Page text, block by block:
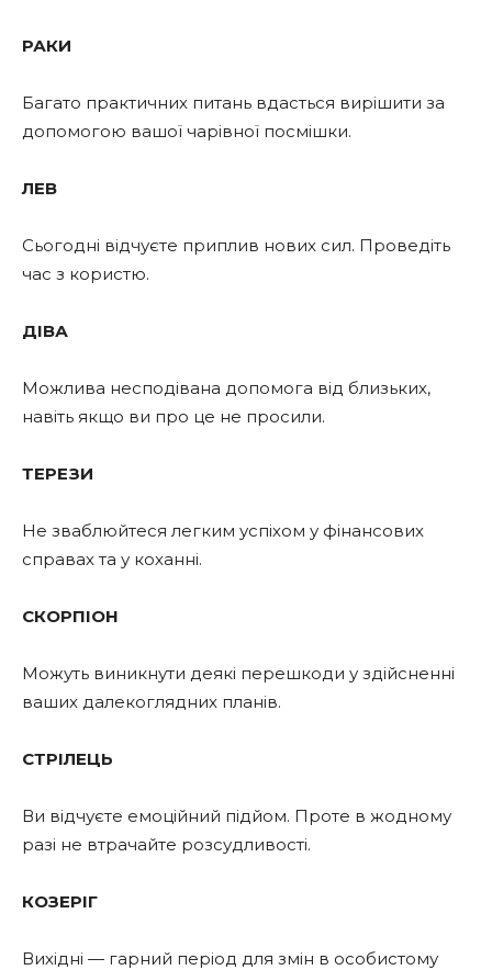
РАКИ
Багато практичних питань вдасться вирішити за
допомогою вашої чарівної посмішки.
ЛЕВ
Сьогодні відчуєте приплив нових сил. Проведіть
час з користю.
ДІВА
Можлива несподівана допомога від близьких,
навіть якщо ви про це не просили.
ТЕРЕЗИ
Не зваблюйтеся легким успіхом у фінансових
справах та у коханні.
СКОРПІОН
Можуть виникнути деякі перешкоди у здійсненні
ваших далекоглядних планів.
СТРІЛЕЦЬ
Ви відчуєте емоційний підйом. Проте в жодному
разі не втрачайте розсудливості.
КОЗЕРІГ
Вихідні — гарний період для змін в особистому